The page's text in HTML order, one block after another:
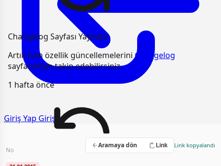
Changelog Sayfası Yayında
Artık tüm özellik güncellemeleriniChangelog
sayfasından takip edebilirsiniz.
1 hafta önce
Giriş Yap Giriş
2015 Yılı Hastane Destek Hizmeti Alımı
No
·
Aramaya dön Link Link kopyalandı